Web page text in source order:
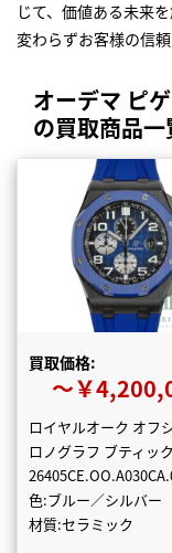
じて、価値ある未来
変わらずお客様の信頼
オーデマ ピ
の買取商品一
買取価格:
〜￥
ロイヤルオーク オフ
ロノグラフ ブティッ
色:ブルー／シルバー
材質:セラミック